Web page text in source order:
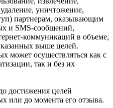
уничтожение,
партнерам, оказывающим
и SMS‑сообщений,
в объеме,
выше целей.
может осуществляться как с
так и без их
достижения целей
или до момента его отзыва.